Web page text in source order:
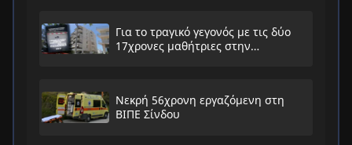
Για το τραγικό γεγονός με τις δύο
17χρονες μαθήτριες στην
Νεκρή 56χρονη εργαζόμενη στη
ΒΙΠΕ Σίνδου